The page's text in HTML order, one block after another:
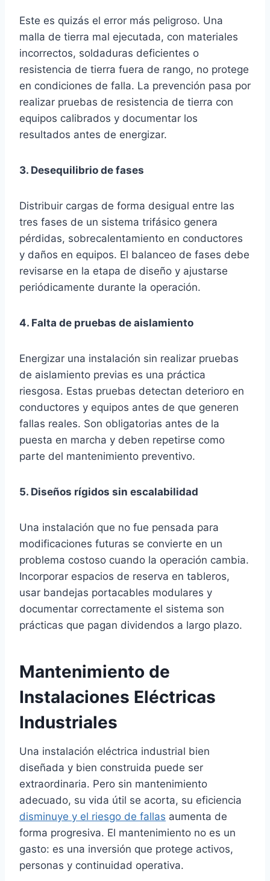
Este es quizás el error más peligroso. Una
malla de tierra mal ejecutada, con materiales
incorrectos, soldaduras deficientes o
resistencia de tierra fuera de rango, no protege
en condiciones de falla. La prevención pasa por
realizar pruebas de resistencia de tierra con
equipos calibrados y documentar los
resultados antes de energizar.
3. Desequilibrio de fases
Distribuir cargas de forma desigual entre las
tres fases de un sistema trifásico genera
pérdidas, sobrecalentamiento en conductores
y daños en equipos. El balanceo de fases debe
revisarse en la etapa de diseño y ajustarse
periódicamente durante la operación.
4. Falta de pruebas de aislamiento
Energizar una instalación sin realizar pruebas
de aislamiento previas es una práctica
riesgosa. Estas pruebas detectan deterioro en
conductores y equipos antes de que generen
fallas reales. Son obligatorias antes de la
puesta en marcha y deben repetirse como
parte del mantenimiento preventivo.
5. Diseños rígidos sin escalabilidad
Una instalación que no fue pensada para
modificaciones futuras se convierte en un
problema costoso cuando la operación cambia.
Incorporar espacios de reserva en tableros,
usar bandejas portacables modulares y
documentar correctamente el sistema son
prácticas que pagan dividendos a largo plazo.
Mantenimiento de
Instalaciones Eléctricas
Industriales
Una instalación eléctrica industrial bien
diseñada y bien construida puede ser
extraordinaria. Pero sin mantenimiento
adecuado, su vida útil se acorta, su eficiencia
disminuye y el riesgo de fallas aumenta de
forma progresiva. El mantenimiento no es un
gasto: es una inversión que protege activos,
personas y continuidad operativa.